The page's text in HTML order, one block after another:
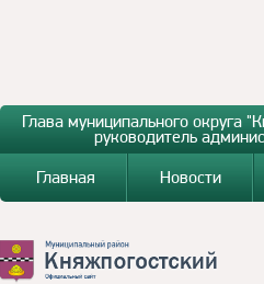
Глава муниципального округа
руководитель
Главная
Новости